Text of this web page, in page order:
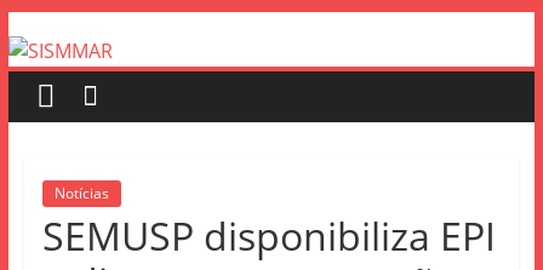
Notícias
SEMUSP disponibiliza EPI